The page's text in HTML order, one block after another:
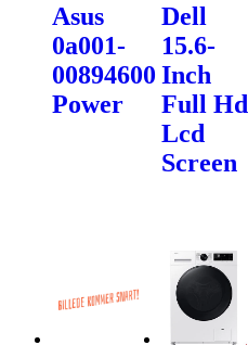
Asus
0a001-
00894600
Power
Dell
15.6-
Inch
Full Hd
Lcd
Screen